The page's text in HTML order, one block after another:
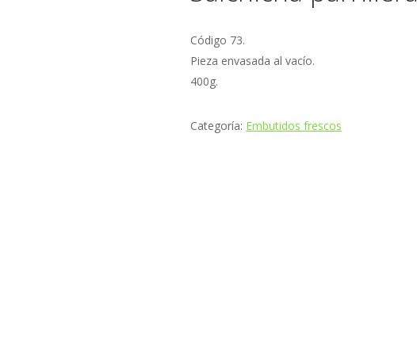
Código 73.
Pieza envasada al vacío.
400g.
Categoría: Embutidos frescos